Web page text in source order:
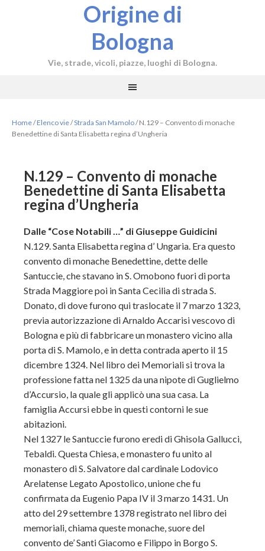
Origine di
Bologna
Vie, strade, vicoli, piazze, luoghi di Bologna.
Home/Elenco vie/Strada San Mamolo/N.129 – Convento di monache
Benedettine di Santa Elisabetta regina d’Ungheria
N.129 – Convento di monache
Benedettine di Santa Elisabetta
regina d’Ungheria
Dalle “Cose Notabili …” di Giuseppe Guidicini
N.129. Santa Elisabetta regina d’ Ungaria. Era questo
convento di monache Benedettine, dette delle
Santuccie, che stavano in S. Omobono fuori di porta
Strada Maggiore poi in Santa Cecilia di strada S.
Donato, di dove furono qui traslocate il 7 marzo 1323,
previa autorizzazione di Arnaldo Accarisi vescovo di
Bologna e più di fabbricare un monastero vicino alla
porta di S. Mamolo, e in detta contrada aperto il 15
dicembre 1324. Nel libro dei Memoriali si trova la
professione fatta nel 1325 da una nipote di Guglielmo
d’Accursio, la quale gli applicò una sua casa. La
famiglia Accursi ebbe in questi contorni le sue
abitazioni.
Nel 1327 le Santuccie furono eredi di Ghisola Gallucci,
Tebaldi. Questa Chiesa, e monastero fu unito al
monastero di S. Salvatore dal cardinale Lodovico
Arelatense Legato Apostolico, unione che fu
confirmata da Eugenio Papa IV il 3 marzo 1431. Un
atto del 29 settembre 1378 registrato nel libro dei
memoriali, chiama queste monache, suore del
convento de’ Santi Giacomo e Filippo in Borgo S.